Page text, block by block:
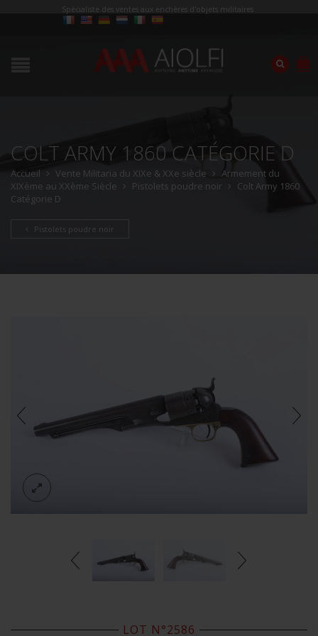
Spécialiste des ventes aux enchères d'objets militaires
COLT ARMY 1860 CATÉGORIE D
Accueil Vente Militaria du XIXe & XXe siècle
Armement du
XIXème au XXème Siècle
Pistolets poudre noir
Colt Army 1860
Catégorie D
Pistolets poudre noir
LOT N°2586